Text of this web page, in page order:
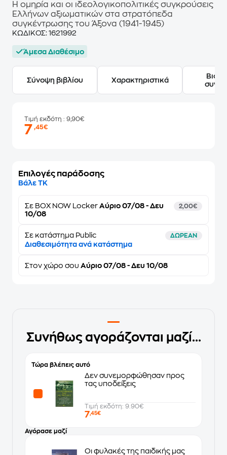
Η ομηρία και οι ιδεολογικοπολιτικές συγκρούσεις
Ελλήνων αξιωματικών στα στρατόπεδα
συγκέντρωσης του Άξονα (1941-1945)
ΚΩΔΙΚΟΣ: 1621992
Άμεσα Διαθέσιμο
Σύνοψη βιβλίου Χαρακτηριστικά
Τιμή εκδότη : 9,90€
7,45€
Επιλογές παράδοσης
Βάλε ΤΚ
Σε BOX NOW Locker Αύριο 07/08 - Δευ
10/08
2,00€
Σε κατάστημα Public ΔΩΡΕΑΝ
Διαθεσιμότητα ανά κατάστημα
Στον χώρο σου Αύριο 07/08 - Δευ 10/08
Συνήθως αγοράζονται μαζί...
Τώρα βλέπεις αυτό
Δεν συνεμορφώθησαν προς
τας υποδείξεις
Τιμή εκδότη: 9.90€
7,45€
Αγόρασε μαζί
Οι φυλακές της παιδικής μας